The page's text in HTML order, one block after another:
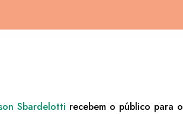
Sbardelotti recebem o público para o